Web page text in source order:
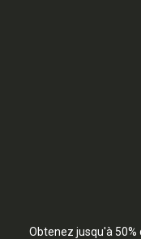
Obtenez jusqu'à